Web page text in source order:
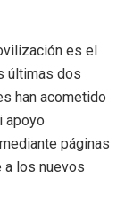
es el
últimas dos
han acometido
apoyo
páginas
a los nuevos